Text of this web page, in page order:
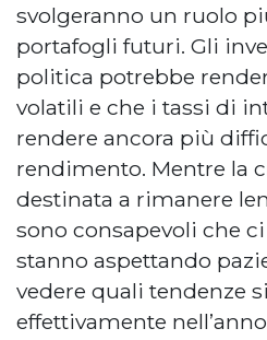
svolgeranno un ruolo
portafogli futuri. Gli
politica potrebbe
volatili e che i tassi di
rendere ancora più
rendimento. Mentre la
destinata a rimanere
sono consapevoli che
stanno aspettando
vedere quali tendenze
effettivamente